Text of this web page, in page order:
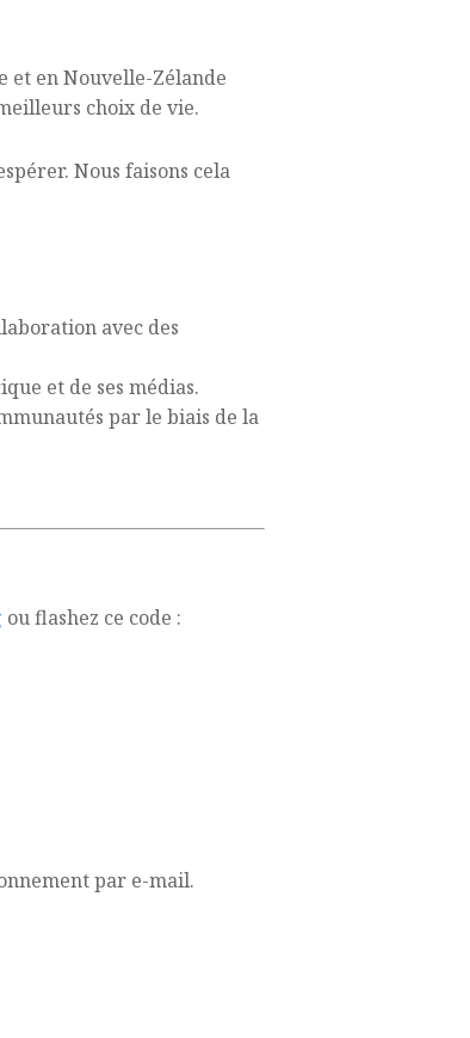
et en Nouvelle-Zélande
choix de vie.
Nous faisons cela
avec des
et de ses médias.
par le biais de la
ou flashez ce code :
par e-mail.